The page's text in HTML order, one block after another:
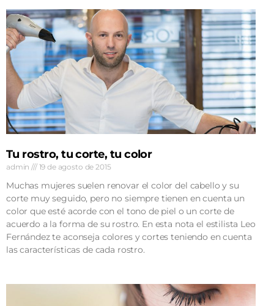
Tu rostro, tu corte, tu color
admin 19 de agosto de 2015
Muchas mujeres suelen renovar el color del cabello y su
corte muy seguido, pero no siempre tienen en cuenta un
color que esté acorde con el tono de piel o un corte de
acuerdo a la forma de su rostro. En esta nota el estilista Leo
Fernández te aconseja colores y cortes teniendo en cuenta
las características de cada rostro.